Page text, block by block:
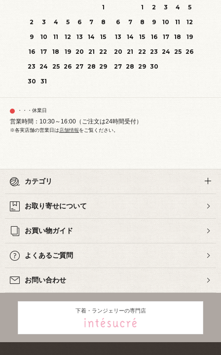
1
2
3 4 5 6 7
8
9
10 11 12 13 14
15
16
17 18 19 20 21
22
23 24 25 26 27 28 29
30
31
1 2 3 4
5
6
7 8 9 10 11
12
13
14 15 16 17 18
19
20
21 22 23 24 25 26
27 28 29 30
・・・休業日
営業時間：10:30～16:00（ご注文は24時間受付）
※各実店舗の営業日は店舗情報をご覧ください。
カテゴリ
お取り寄せについて
お買い物ガイド
よくあるご質問
お問い合わせ
下着・ランジェリーの専門店